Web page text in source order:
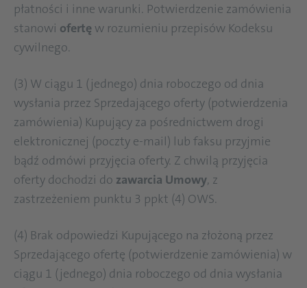
płatności i inne warunki. Potwierdzenie zamówienia
stanowi ofertę w rozumieniu przepisów Kodeksu
cywilnego.
(3) W ciągu 1 (jednego) dnia roboczego od dnia
wysłania przez Sprzedającego oferty (potwierdzenia
zamówienia) Kupujący za pośrednictwem drogi
elektronicznej (poczty e-mail) lub faksu przyjmie
bądź odmówi przyjęcia oferty. Z chwilą przyjęcia
oferty dochodzi do zawarcia Umowy, z
zastrzeżeniem punktu 3 ppkt (4) OWS.
(4) Brak odpowiedzi Kupującego na złożoną przez
Sprzedającego ofertę (potwierdzenie zamówienia) w
ciągu 1 (jednego) dnia roboczego od dnia wysłania